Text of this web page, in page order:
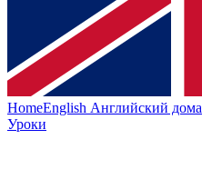
HomeEnglish Английский дома
Уроки